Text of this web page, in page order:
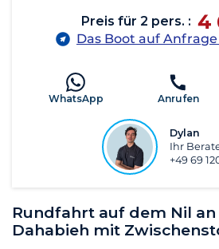
Rundfahrt auf dem Nil
Dahabieh mit
Preis für 2 pers. : 4
Das Boot auf
WhatsApp Anrufen
Dylan
Ihr
+49 69